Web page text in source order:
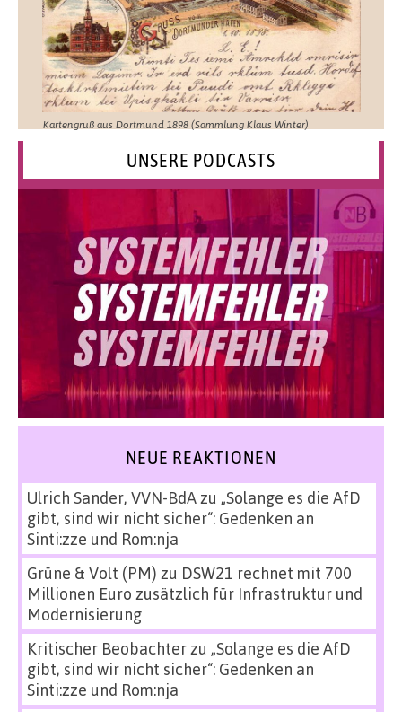
Kartengruß aus Dortmund 1898 (Sammlung Klaus Winter)
UNSERE PODCASTS
NEUE REAKTIONEN
Ulrich Sander, VVN-BdAzu „Solange es die AfD
gibt, sind wir nicht sicher“: Gedenken an
Sinti:zze und Rom:nja
Grüne & Volt (PM) zu DSW21 rechnet mit 700
Millionen Euro zusätzlich für Infrastruktur und
Modernisierung
Kritischer Beobachterzu „Solange es die AfD
gibt, sind wir nicht sicher“: Gedenken an
Sinti:zze und Rom:nja